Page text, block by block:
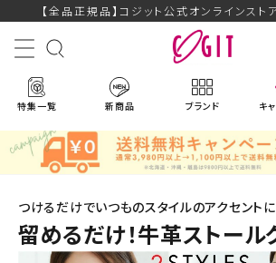
【全品正規品】コジット公式オンラインス
特集一覧 新商品 ブランド キ
つけるだけでいつものスタイルのアクセント
留めるだけ！牛革ストール